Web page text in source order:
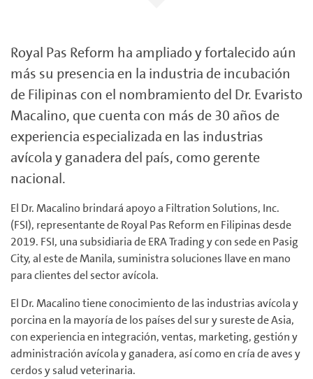
Royal Pas Reform ha ampliado y fortalecido aún
más su presencia en la industria de incubación
de Filipinas con el nombramiento del Dr. Evaristo
Macalino, que cuenta con más de 30 años de
experiencia especializada en las industrias
avícola y ganadera del país, como gerente
nacional.
El Dr. Macalino brindará apoyo a Filtration Solutions, Inc.
(FSI), representante de Royal Pas Reform en Filipinas desde
2019. FSI, una subsidiaria de ERA Trading y con sede en Pasig
City, al este de Manila, suministra soluciones llave en mano
para clientes del sector avícola.
El Dr. Macalino tiene conocimiento de las industrias avícola y
porcina en la mayoría de los países del sur y sureste de Asia,
con experiencia en integración, ventas, marketing, gestión y
administración avícola y ganadera, así como en cría de aves y
cerdos y salud veterinaria.